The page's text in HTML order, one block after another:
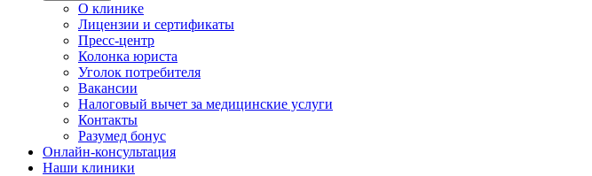
О клинике
Лицензии и сертификаты
Пресс-центр
Колонка юриста
Уголок потребителя
Вакансии
Налоговый вычет за медицинские услуги
Контакты
Разумед бонус
Онлайн-консультация
Наши клиники